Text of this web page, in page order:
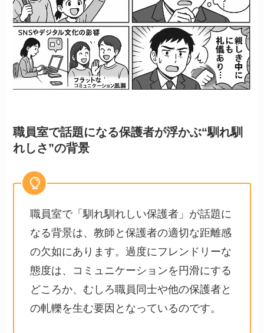
職員室で話題になる保護者が浮かぶ“馴れ馴
れしさ”の背景
職員室で「馴れ馴れしい保護者」が話題に
なる背景は、教師と保護者の適切な距離感
の欠如にあります。過度にフレンドリーな
態度は、コミュニケーションを円滑にする
どころか、むしろ職員同士や他の保護者と
の軋轢を生む要因となっているのです。